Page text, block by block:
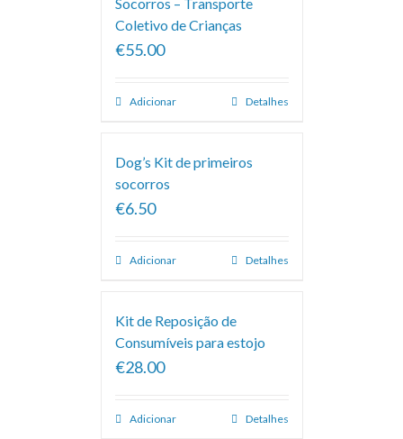
Coletivo de Crianças
€55.00
Adicionar Detalhes
Dog’s Kit de primeiros
socorros
€6.50
Adicionar Detalhes
Kit de Reposição de
Consumíveis para estojo
€28.00
Adicionar Detalhes